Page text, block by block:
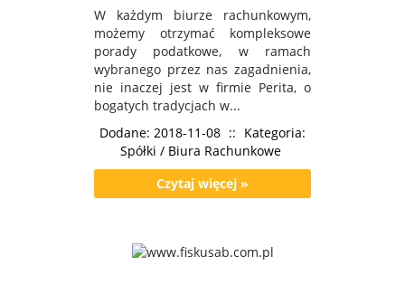
W każdym biurze rachunkowym,
możemy otrzymać kompleksowe
porady podatkowe, w ramach
wybranego przez nas zagadnienia,
nie inaczej jest w firmie Perita, o
bogatych tradycjach w...
Dodane: 2018-11-08 :: Kategoria:
Spółki / Biura Rachunkowe
Czytaj więcej »